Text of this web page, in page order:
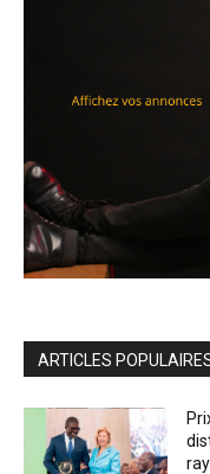
ARTICLES